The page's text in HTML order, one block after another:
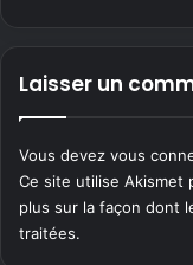
Laisser un
Vous devez vous
Ce site utilise Akismet
plus sur la façon dont
traitées.